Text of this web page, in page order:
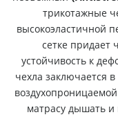
трикотажные
высокоэластичной
сетке придает
устойчивость к
чехла заключается
матрасу дышать и